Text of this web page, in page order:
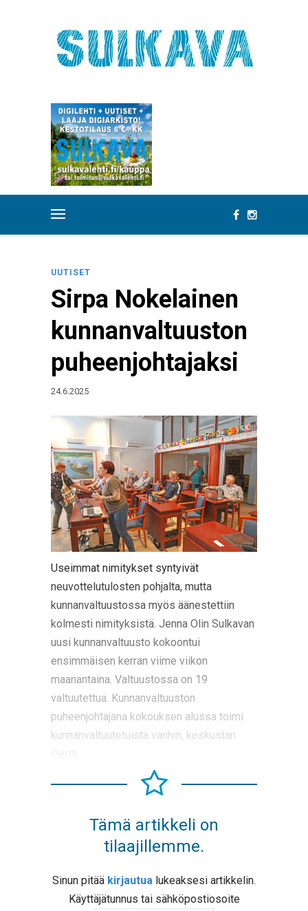
UUTISET
Sirpa Nokelainen
kunnanvaltuuston
puheenjohtajaksi
24.6.2025
Useimmat nimitykset syntyivät
neuvottelutulosten pohjalta, mutta
kunnanvaltuustossa myös äänestettiin
kolmesti nimityksistä. Jenna Olin Sulkavan
uusi kunnanvaltuusto kokoontui
ensimmäisen kerran viime viikon
maanantaina. Valtuustossa on 19
valtuutettua. Kunnanvaltuuston
puheenjohtajana kokouksen alussa toimi
kunnanvaltuutetuista vanhin, keskustan
Tämä artikkeli on
tilaajillemme.
Sinun pitää kirjautua lukeaksesi artikkelin.
Käyttäjätunnus tai sähköpostiosoite